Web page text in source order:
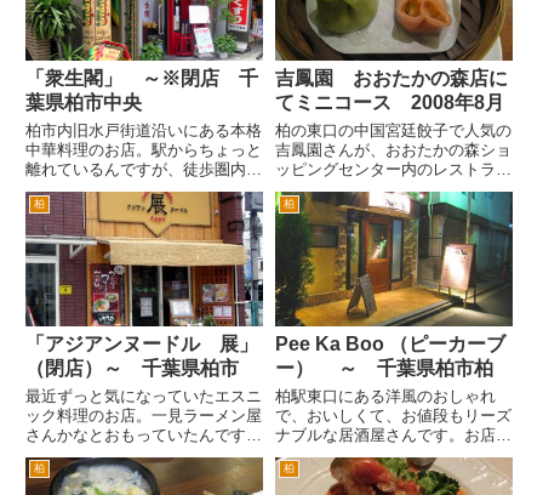
「衆生閣」 ～※閉店 千
葉県柏市中央
柏市内旧水戸街道沿いにある本格
中華料理のお店。駅からちょっと
離れているんですが、徒歩圏内で
す。柏駅東口を出て、ヨーカドー
前のハウディーモールを進みま
す。旧水戸街道の交差点を右折し
ます。左手に千葉銀をやりすごし
つつ進むと右手にあります。 中
華...
吉鳳園 おおたかの森店に
てミニコース 2008年8月
柏の東口の中国宮廷餃子で人気の
吉鳳園さんが、おおたかの森ショ
ッピングセンター内のレストラン
にお店を出してから、まだ食事を
したことがなかったので、行きま
した。 結構ボリュームがあり、
リーズナブルな価格のセットなん
かが、ランチ以外にも設定され
て...
柏
「アジアンヌードル 展」
（閉店）～ 千葉県柏市
最近ずっと気になっていたエスニ
ック料理のお店。一見ラーメン屋
さんかなとおもっていたんです
が、ちょっとおしゃれなカフェみ
たいな雰囲気もあります。 こち
柏
Pee Ka Boo （ピーカーブ
ー） ～ 千葉県柏市柏
柏駅東口にある洋風のおしゃれ
で、おいしくて、お値段もリーズ
ナブルな居酒屋さんです。お店と
しては、ダイニングバー、創作料
理、南欧料理というジャンルでも
柏 柏